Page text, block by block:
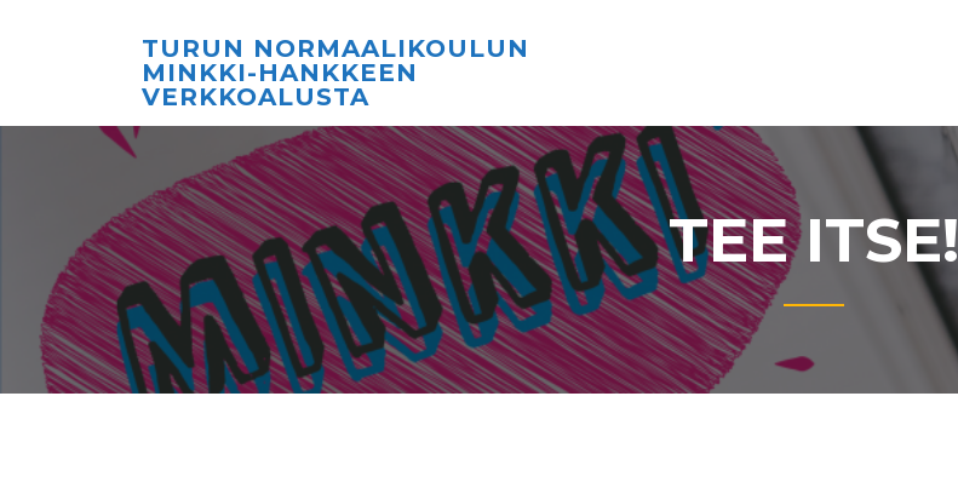
TURUN NORMAALIKOULUN
MINKKI-HANKKEEN
VERKKOALUSTA
TEE ITSE!